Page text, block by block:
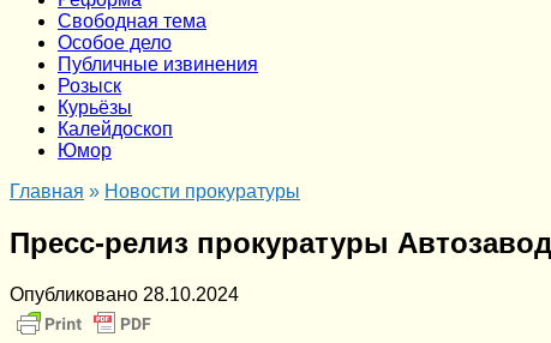
Cвободная тема
Особое дело
Публичные извинения
Розыск
Курьёзы
Калейдоскоп
Юмор
Главная » Новости прокуратуры
Пресс-релиз прокуратуры
Опубликовано 28.10.2024